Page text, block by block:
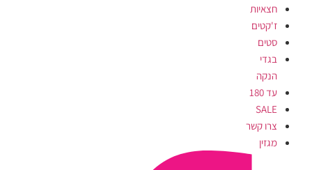
חצאיות
ז'קטים
סטים
בגדי
הנקה
עד 180
SALE
צרו קשר
מגזין